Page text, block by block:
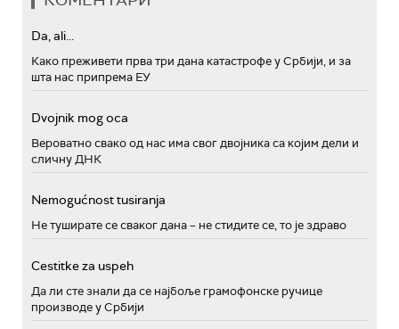
Da, ali...
Како преживети прва три дана катастрофе у Србији, и за
шта нас припрема ЕУ
Dvojnik mog oca
Вероватно свако од нас има свог двојника са којим дели и
сличну ДНК
Nemogućnost tusiranja
Не туширате се сваког дана – не стидите се, то је здраво
Cestitke za uspeh
Да ли сте знали да се најбоље грамофонске ручице
производе у Србији